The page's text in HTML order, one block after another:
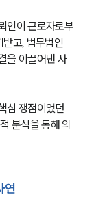
인이 근로자로부
고, 법무법인
을 이끌어낸 사
심 쟁점이었던
분석을 통해 의
연